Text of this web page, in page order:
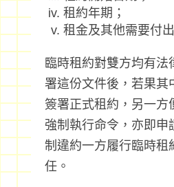
租約年期；
租金及其他需要付
臨時租約對雙方均有法
署這份文件後，若果其
簽署正式租約，另一方
強制執行命令，亦即申
制違約一方履行臨時租
任。